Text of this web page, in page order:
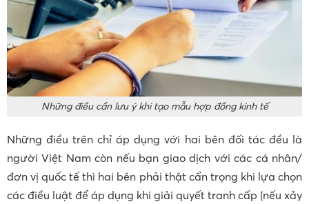
Những điều cần lưu ý khi tạo mẫu hợp đồng kinh tế
Những điều trên chỉ áp dụng với hai bên đối tác đều là
người Việt Nam còn nếu bạn giao dịch với các cá nhân/
đơn vị quốc tế thì hai bên phải thật cẩn trọng khi lựa chọn
các điều luật để áp dụng khi giải quyết tranh cấp (nếu xảy